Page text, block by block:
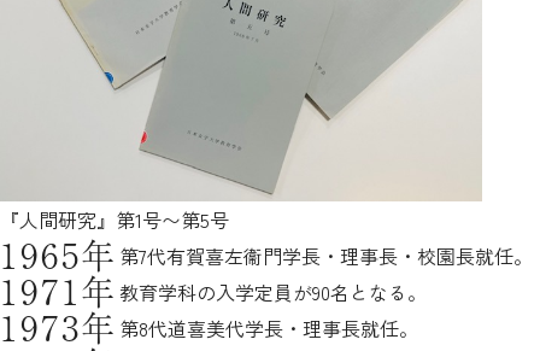
『人間研究』第1号〜第5号
1965年 第7代有賀喜左衞門学長・理事長・校園長就任。
1971年 教育学科の入学定員が90名となる。
1973年 第8代道喜美代学長・理事長就任。